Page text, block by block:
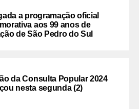
a programação oficial
aos 99 anos de
de São Pedro do Sul
da Consulta Popular 2024
nesta segunda (2)